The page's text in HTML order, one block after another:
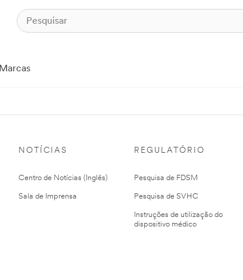
Marcas
NOTÍCIAS
Centro de Notícias (Inglês)
Sala de Imprensa
REGULATÓRIO
Pesquisa de FDSM
Pesquisa de SVHC
Instruções de utilização do
dispositivo médico